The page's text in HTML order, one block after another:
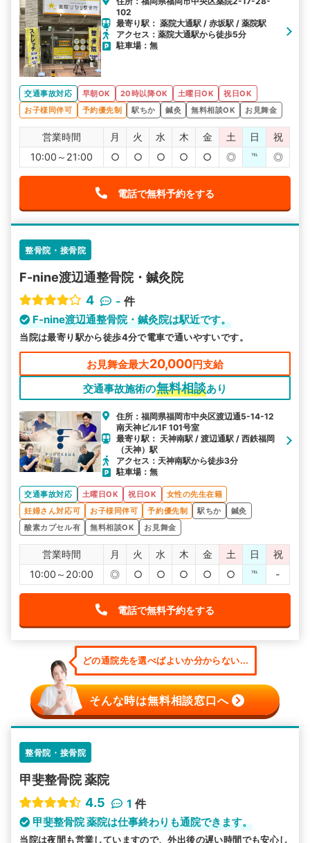
102
最寄り駅： 薬院大通駅 / 赤坂駅 / 薬院駅
アクセス：薬院大通駅から徒歩5分
駐車場：無
交通事故対応 早朝OK 20時以降OK 土曜日OK
祝日OK
お子様同伴可
予約優先制 駅ちか 鍼灸 無料相談OK お見舞金
営業時間 月 火 水 木 金 土 日
祝
10:00～21:00
○ ○ ○ ○ ○ ◎ ℡ ◎
電話で無料予約をする
整骨院・接骨院
F-nine渡辺通整骨院・鍼灸院
4
- 件
F-nine渡辺通整骨院・鍼灸院は駅近です。
当院は最寄り駅から徒歩4分で電車で通いやすいです。
お見舞金最大20,000円支給
交通事故施術の無料相談あり
住所：福岡県福岡市中央区渡辺通5-14-12
南天神ビル1F 101号室
最寄り駅： 天神南駅 / 渡辺通駅 / 西鉄福岡
（天神）駅
アクセス：天神南駅から徒歩3分
駐車場：無
交通事故対応 土曜日OK 祝日OK
女性の先生在籍
妊婦さん対応可
お子様同伴可 予約優先制 駅ちか
鍼灸
酸素カプセル有
無料相談OK お見舞金
営業時間 月 火 水 木 金 土 日
祝
10:00～20:00
◎ ○ ○ ○ ○ ○ ℡ -
電話で無料予約をする
どの通院先を選べばよいか分からない...
そんな時は無料相談窓口へ
整骨院・接骨院
甲斐整骨院 薬院
4.5
1 件
甲斐整骨院 薬院は仕事終わりも通院できます。
当院は夜間も営業していますので、外出後の遅い時間でも安心し